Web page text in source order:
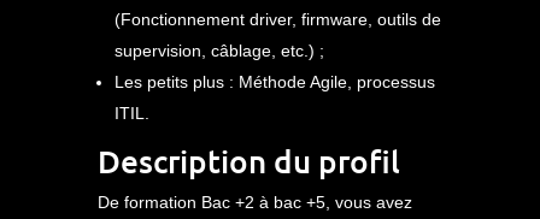
(Fonctionnement driver, firmware, outils de
supervision, câblage, etc.) ;
Les petits plus : Méthode Agile, processus
ITIL.
Description du profil
De formation Bac +2 à bac +5, vous avez